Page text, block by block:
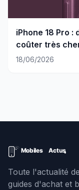
iPhone 18 Pro
coûter très
18/06/2026
Toute l'actualité
guides d'achat et